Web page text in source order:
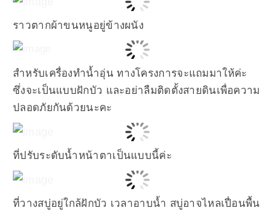
ราวตากผ้าขนหนูอยู่ข้างผนัง
สำหรับเครื่องทำน้ำอุ่น ทางโครงการจะแถมมาให้ค่ะ
ซึ่งจะเป็นแบบฝักบัว และอย่าลืมติดตั้งสายดินเพื่อความ
ปลอดภัยกันด้วยนะคะ
ที่ปรับระดับน้ำหน้าตาเป็นแบบนี้ค่ะ
ที่วางสบู่อยู่ใกล้ฝักบัว เวลาอาบน้ำ สบู่อาจไหลเปื่อนพื้น